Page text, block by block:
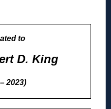
to
D. King
2023)